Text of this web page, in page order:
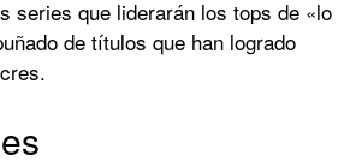
series que liderarán los tops de «lo
de títulos que han logrado